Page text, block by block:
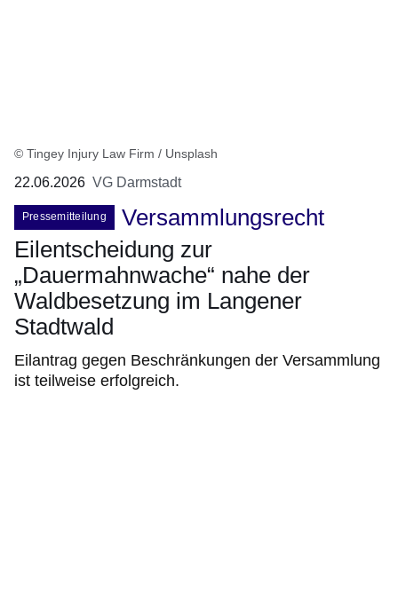
© Tingey Injury Law Firm / Unsplash
22.06.2026 VG Darmstadt
Pressemitteilung
Versammlungsrecht
Eilentscheidung zur
„Dauermahnwache“ nahe der
Waldbesetzung im Langener
Stadtwald
Eilantrag gegen Beschränkungen der Versammlung
ist teilweise erfolgreich.